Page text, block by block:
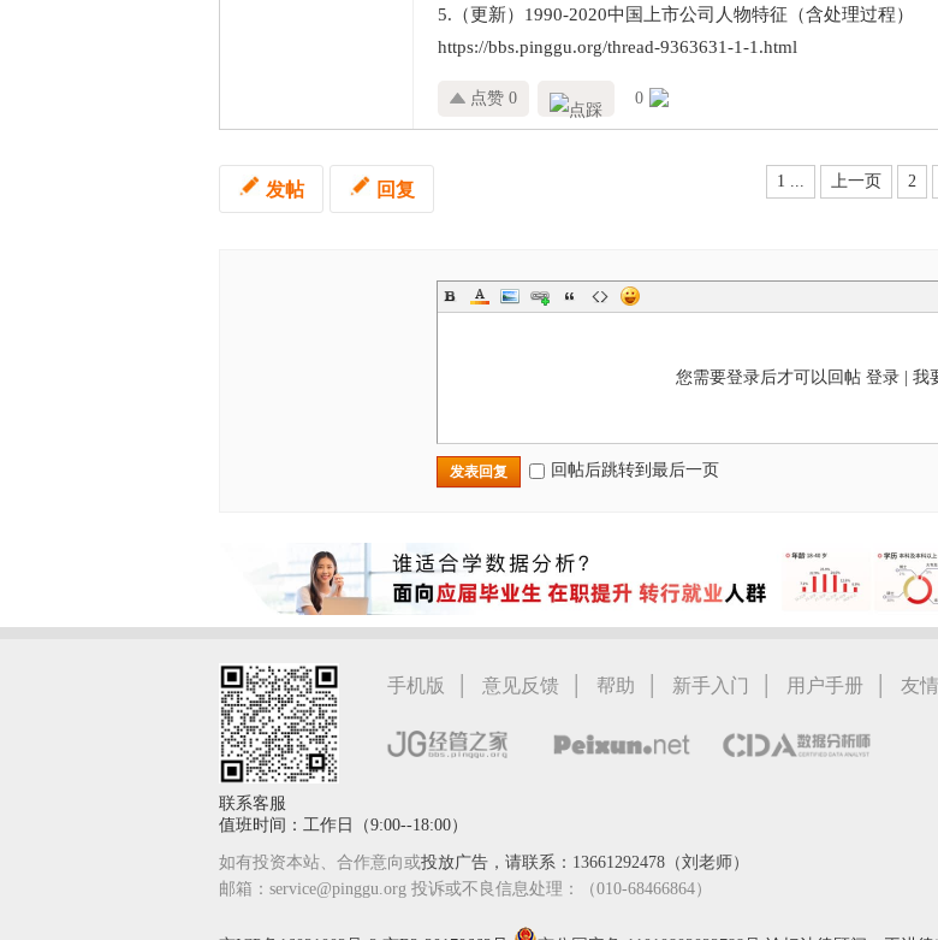
5.（更新）1990-2020中国上市公司人物特征（含处理过程）
https://bbs.pinggu.org/thread-9363631-1-1.html
点赞 0 0
1 ... 上一页 2
发帖 回复
您需要登录后才可以回帖 登录| 我
发表回复 回帖后跳转到最后一页
手机版 | 意见反馈 | 帮助 | 新手入门 | 用户手册 | 友
联系客服
值班时间：工作日（9:00--18:00）
如有投资本站、合作意向或投放广告，请联系：13661292478（刘老师）
邮箱：service@pinggu.org 投诉或不良信息处理：（010-68466864）